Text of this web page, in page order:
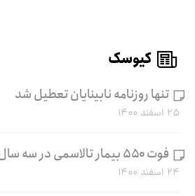
کیوسک
تنها روزنامه نابینایان تعطیل شد
۲۵ اسفند ۱۴۰۰
فوت ۵۵۰ بیمار تالاسمی در سه سال اخیر
۲۴ اسفند ۱۴۰۰